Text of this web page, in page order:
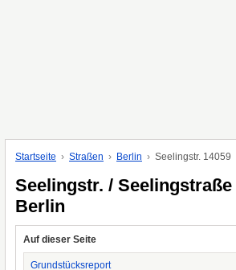
Startseite Straßen Berlin Seelingstr. 14059
Seelingstr. / Seelingstraße
Berlin
Auf dieser Seite
Grundstücksreport